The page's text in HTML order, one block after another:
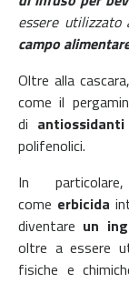
essere utilizzato
campo
Oltre alla
come il
di antiossidanti
polifenolici.
In
come erbicida
diventare un
oltre a essere
fisiche e